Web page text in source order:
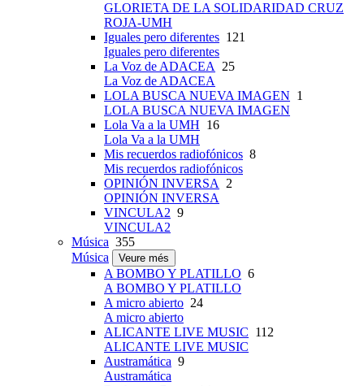
GLORIETA DE LA SOLIDARIDAD CRUZ
ROJA-UMH
Iguales pero diferentes 121
Iguales pero diferentes
La Voz de ADACEA
25
La Voz de ADACEA
LOLA BUSCA NUEVA IMAGEN 1
LOLA BUSCA NUEVA IMAGEN
Lola Va a la UMH 16
Lola Va a la UMH
Mis recuerdos radiofónicos 8
Mis recuerdos radiofónicos
OPINIÓN INVERSA
2
OPINIÓN INVERSA
VINCULA2 9
VINCULA2
Música 355
Música
Veure més
A BOMBO Y PLATILLO 6
A BOMBO Y PLATILLO
A micro abierto 24
A micro abierto
ALICANTE LIVE MUSIC 112
ALICANTE LIVE MUSIC
Austramática 9
Austramática